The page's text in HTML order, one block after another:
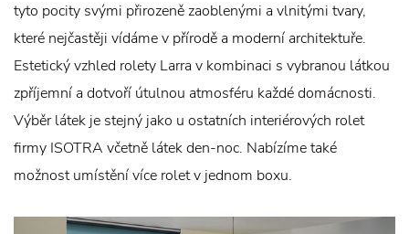
tyto pocity svými přirozeně zaoblenými a vlnitými tvary,
které nejčastěji vídáme v přírodě a moderní architektuře.
Estetický vzhled rolety Larra v kombinaci s vybranou látkou
zpříjemní a dotvoří útulnou atmosféru každé domácnosti.
Výběr látek je stejný jako u ostatních interiérových rolet
firmy ISOTRA včetně látek den-noc. Nabízíme také
možnost umístění více rolet v jednom boxu.